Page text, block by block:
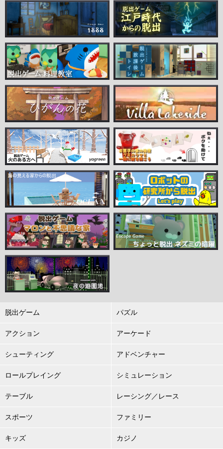
脱出ゲーム パズル
アクション アーケード
シューティング アドベンチャー
ロールプレイング シミュレーション
テーブル レーシング／レース
スポーツ ファミリー
キッズ カジノ